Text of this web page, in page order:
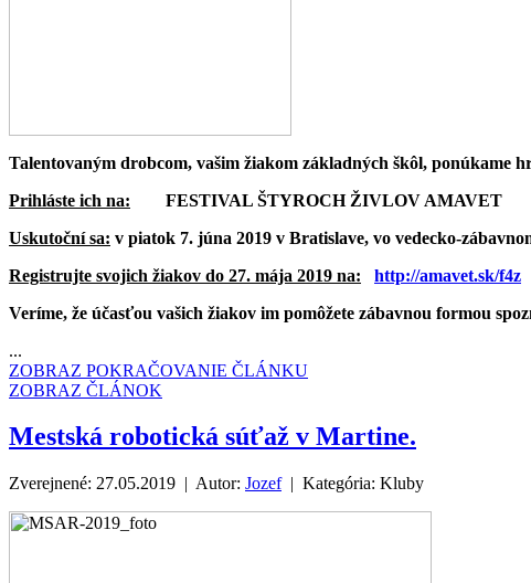
Talentovaným drobcom, vašim žiakom základných škôl,
Prihláste ich na: FESTIVAL ŠTYROCH ŽIVLOV AMAVET
Uskutoční sa: v piatok 7. júna 2019 v Bratislave, vo vedecko-
Registrujte svojich žiakov do 27. mája 2019 na:
http://amavet.sk/f4z
Veríme, že účasťou vašich žiakov im pomôžete zábavnou formou
...
ZOBRAZ POKRAČOVANIE ČLÁNKU
ZOBRAZ ČLÁNOK
Mestská robotická súťaž v Martine.
Zverejnené: 27.05.2019 | Autor: Jozef| Kategória: Kluby